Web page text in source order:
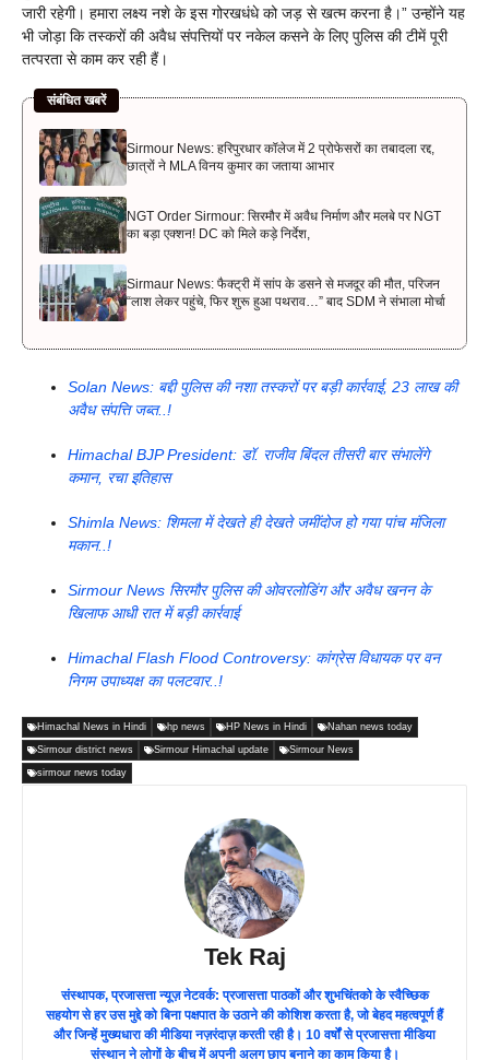
जारी रहेगी। हमारा लक्ष्य नशे के इस गोरखधंधे को जड़ से खत्म करना है।” उन्होंने यह
भी जोड़ा कि तस्करों की अवैध संपत्तियों पर नकेल कसने के लिए पुलिस की टीमें पूरी
तत्परता से काम कर रही हैं।
संबंधित खबरें
Sirmour News: हरिपुरधार कॉलेज में 2 प्रोफेसरों का तबादला रद्द,
छात्रों ने MLA विनय कुमार का जताया आभार
NGT Order Sirmour: सिरमौर में अवैध निर्माण और मलबे पर NGT
का बड़ा एक्शन! DC को मिले कड़े निर्देश,
Sirmaur News: फैक्ट्री में सांप के डसने से मजदूर की मौत, परिजन
“लाश लेकर पहुंचे, फिर शुरू हुआ पथराव…” बाद SDM ने संभाला मोर्चा
Solan News: बद्दी पुलिस की नशा तस्करों पर बड़ी कार्रवाई, 23 लाख की
अवैध संपत्ति जब्त..!
Himachal BJP President: डॉ. राजीव बिंदल तीसरी बार संभालेंगे
कमान, रचा इतिहास
Shimla News: शिमला में देखते ही देखते जमींदोज हो गया पांच मंजिला
मकान..!
Sirmour News सिरमौर पुलिस की ओवरलोडिंग और अवैध खनन के
खिलाफ आधी रात में बड़ी कार्रवाई
Himachal Flash Flood Controversy: कांग्रेस विधायक पर वन
निगम उपाध्यक्ष का पलटवार..!
Himachal News in Hindi hp news HP News in Hindi Nahan news today
Sirmour district news Sirmour Himachal update Sirmour News
sirmour news today
Tek Raj
संस्थापक, प्रजासत्ता न्यूज़ नेटवर्क: प्रजासत्ता पाठकों और शुभचिंतको के स्वैच्छिक
सहयोग से हर उस मुद्दे को बिना पक्षपात के उठाने की कोशिश करता है, जो बेहद महत्वपूर्ण हैं
और जिन्हें मुख्यधारा की मीडिया नज़रंदाज़ करती रही है। 10 वर्षों से प्रजासत्ता मीडिया
संस्थान ने लोगों के बीच में अपनी अलग छाप बनाने का काम किया है।